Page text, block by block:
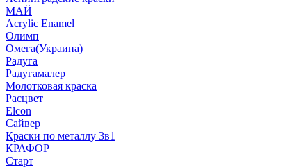
МАЙ
Acrylic Enamel
Олимп
Омега(Украина)
Радуга
Радугамалер
Молотковая краска
Расцвет
Elcon
Сайвер
Краски по металлу 3в1
КРАФОР
Старт